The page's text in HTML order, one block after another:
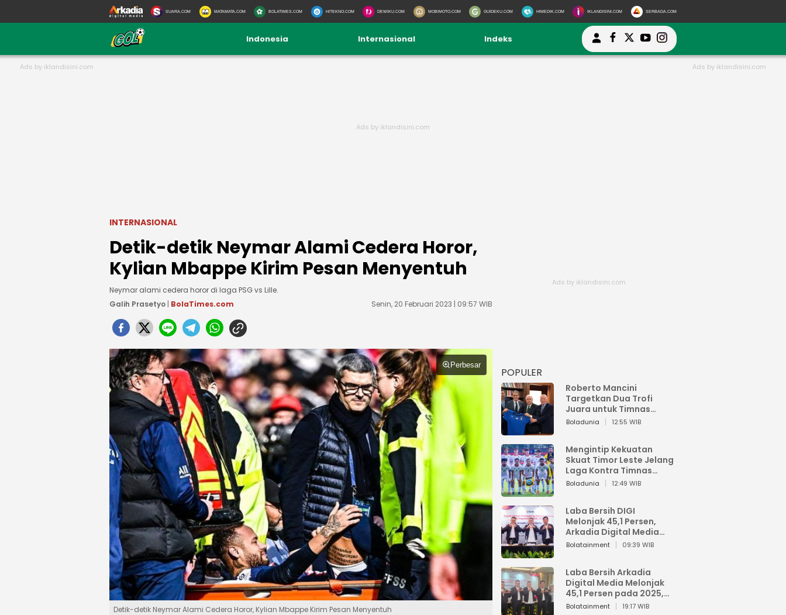
SUARA.COM MATAMATA.COM BOLATIMES.COM HITEKNO.COM DEWIKU.COM MOBIMOTO.COM GUIDEKU.COM HIMEDIK.COM IKLANDISINI.COM SERBADA.COM
Indonesia Internasional Indeks
INTERNASIONAL
Detik-detik Neymar Alami Cedera Horor,
Kylian Mbappe Kirim Pesan Menyentuh
Neymar alami cedera horor di laga PSG vs Lille.
Galih Prasetyo | BolaTimes.com Senin, 20 Februari 2023 | 09:57 WIB
Perbesar
Detik-detik Neymar Alami Cedera Horor, Kylian Mbappe Kirim Pesan Menyentuh
POPULER
Roberto Mancini
Targetkan Dua Trofi
Juara untuk Timnas
Italia
Boladunia 12:55 WIB
Mengintip Kekuatan
Skuat Timor Leste Jelang
Laga Kontra Timnas
Indonesia di Piala AFF
Boladunia 12:49 WIB
Laba Bersih DIGI
Melonjak 45,1 Persen,
Arkadia Digital Media
Perkuat Bisnis AI dan
Bolatainment 09:39 WIB
Laba Bersih Arkadia
Digital Media Melonjak
45,1 Persen pada 2025,
Sentuh Rp1,76 Miliar
Bolatainment 19:17 WIB